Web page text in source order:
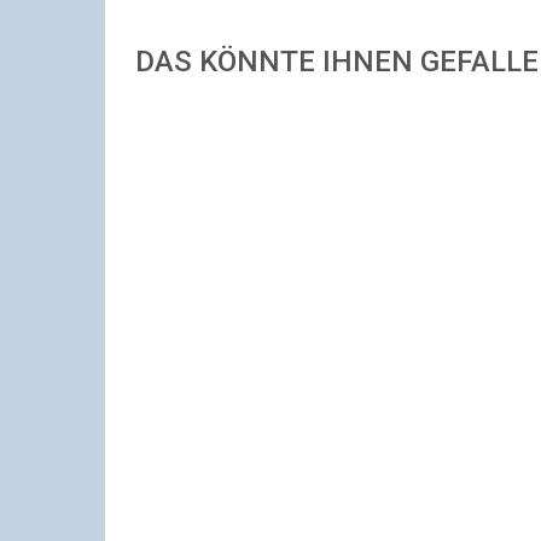
DAS KÖNNTE IHNEN